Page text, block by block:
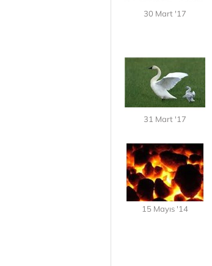
30 Mart '17
31 Mart '17
15 Mayıs '14